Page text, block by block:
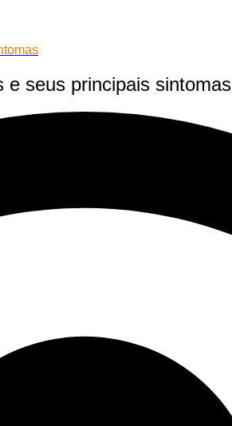
e seus principais sintomas